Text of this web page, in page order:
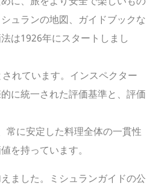
ュランの地図、ガイドブックな
は1926年にスタートしまし
れています。インスペクター
に統一された評価基準と、評価
常に安定した料理全体の一貫性
を持っています。
ました。ミシュランガイドの公